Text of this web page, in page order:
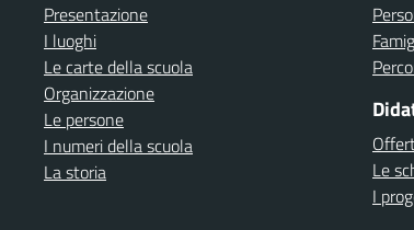
Presentazione
I luoghi
Le carte della scuola
Organizzazione
Le persone
I numeri della scuola
La storia
Le
I